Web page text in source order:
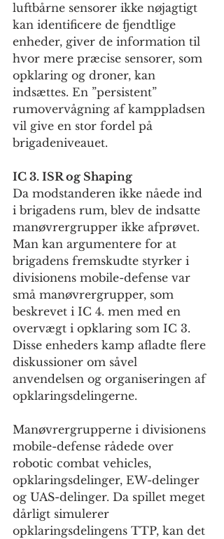
luftbårne sensorer ikke nøjagtigt
kan identificere de fjendtlige
enheder, giver de information til
hvor mere præcise sensorer, som
opklaring og droner, kan
indsættes. En ”persistent”
rumovervågning af kamppladsen
vil give en stor fordel på
brigadeniveauet.
IC 3. ISR og Shaping
Da modstanderen ikke nåede ind
i brigadens rum, blev de indsatte
manøvrergrupper ikke afprøvet.
Man kan argumentere for at
brigadens fremskudte styrker i
divisionens mobile-defense var
små manøvrergrupper, som
beskrevet i IC 4. men med en
overvægt i opklaring som IC 3.
Disse enheders kamp afladte flere
diskussioner om såvel
anvendelsen og organiseringen af
opklaringsdelingerne.
Manøvrergrupperne i divisionens
mobile-defense rådede over
robotic combat vehicles,
opklaringsdelinger, EW-delinger
og UAS-delinger. Da spillet meget
dårligt simulerer
opklaringsdelingens TTP, kan det